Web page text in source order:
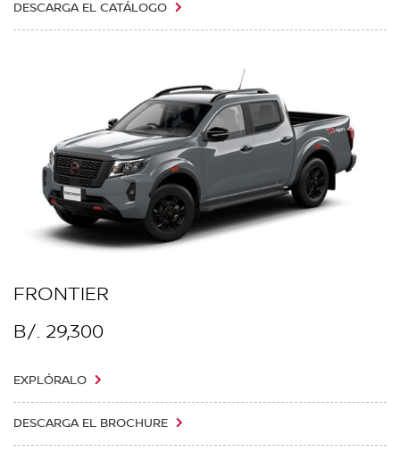
DESCARGA EL CATÁLOGO
FRONTIER
B/. 29,300
EXPLÓRALO
DESCARGA EL BROCHURE